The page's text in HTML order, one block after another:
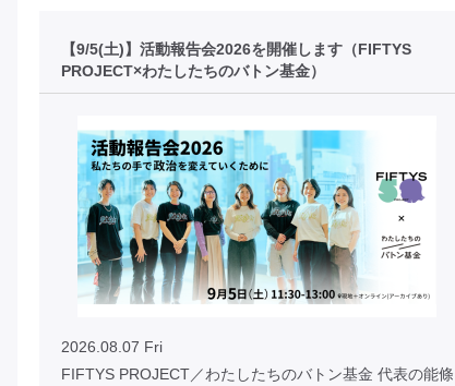
【9/5(土)】活動報告会2026を開催します（FIFTYS
PROJECT×わたしたちのバトン基金）
2026.08.07 Fri
FIFTYS PROJECT／わたしたちのバトン基金 代表の能條